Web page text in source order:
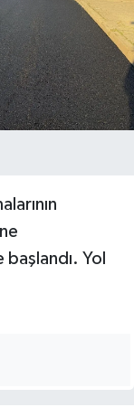
Yol